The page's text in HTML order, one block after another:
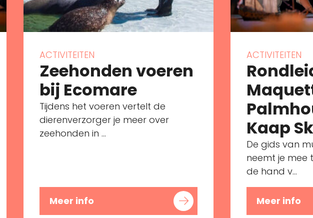
ACTIVITEITEN
Zeehonden voeren
bij Ecomare
Tijdens het voeren vertelt de
dierenverzorger je meer over
zeehonden in ...
Meer info
ACTIVITEITEN
Kaap
De gids van
neemt je mee
de hand v...
Meer info